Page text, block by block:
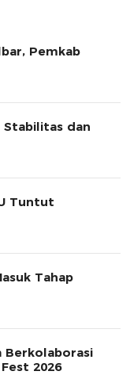
Pemkab
Stabilitas dan
Tuntut
Tahap
Berkolaborasi
2026